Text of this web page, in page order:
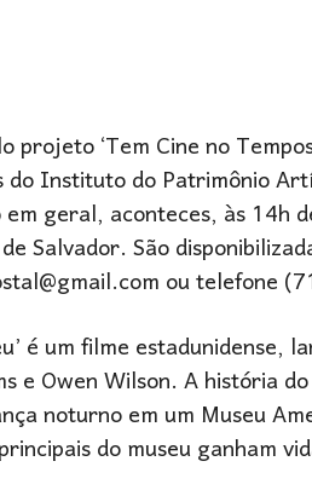
‘Tem Cine no
do Instituto do Patrimônio
geral, aconteces, às 14h
Salvador. São
ou telefone
é um filme estadunidense,
Owen Wilson. A história
noturno em um Museu
do museu ganham